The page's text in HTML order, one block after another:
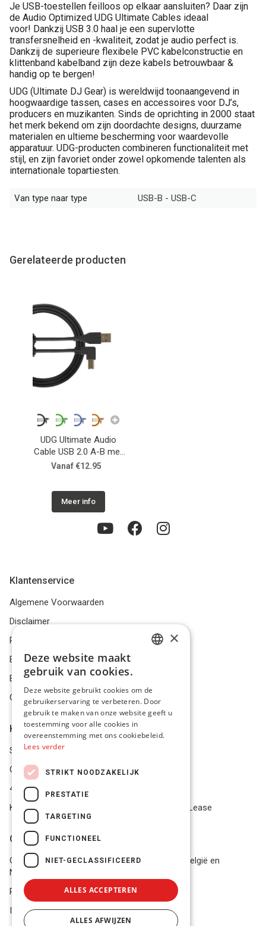
Je USB-toestellen feilloos op elkaar aansluiten? Daar zijn
de Audio Optimized UDG Ultimate Cables ideaal
voor! Dankzij USB 3.0 haal je een supervlotte
transfersnelheid en -kwaliteit, zodat je audio perfect is.
Dankzij de superieure flexibele PVC kabelconstructie en
klittenband kabelband zijn deze kabels betrouwbaar &
handig op te bergen!
UDG (Ultimate DJ Gear) is wereldwijd toonaangevend in
hoogwaardige tassen, cases en accessoires voor DJ’s,
producers en muzikanten. Sinds de oprichting in 2000 staat
het merk bekend om zijn doordachte designs, duurzame
materialen en ultieme bescherming voor waardevolle
apparatuur. UDG-producten combineren functionaliteit met
stijl, en zijn favoriet onder zowel opkomende talenten als
internationale topartiesten.
Van type naar type USB-B - USB-C
Gerelateerde producten
UDG Ultimate Audio
Cable USB 2.0 A-B met
haakse aansluiting
Vanaf €12.95
Meer info
Klantenservice
Algemene Voorwaarden
Disclaimer
Privacybeleid
Bestelling herroepen
Betalingsmiddelen
Geschillen
Klantenservice
Service Center
Onze winkel
4.9 op 5 gescoord op Trustpilot
Koop je materiaal op afbetaling met Pro Gear Lease
Onze beloftes
Gratis verzending naar jou thuis vanaf €49 in België en
Nederland
Razendsnel advies
In voorraad? Volgende werkdag geleverd!
ENGLISH
×
Deze website maakt
gebruik van cookies.
Deze website gebruikt cookies om de
gebruikerservaring te verbeteren. Door
gebruik te maken van onze website geeft u
toestemming voor alle cookies in
overeenstemming met ons cookiebeleid.
Lees verder
STRIKT NOODZAKELIJK
PRESTATIE
TARGETING
FUNCTIONEEL
NIET-GECLASSIFICEERD
ALLES ACCEPTEREN
ALLES AFWIJZEN